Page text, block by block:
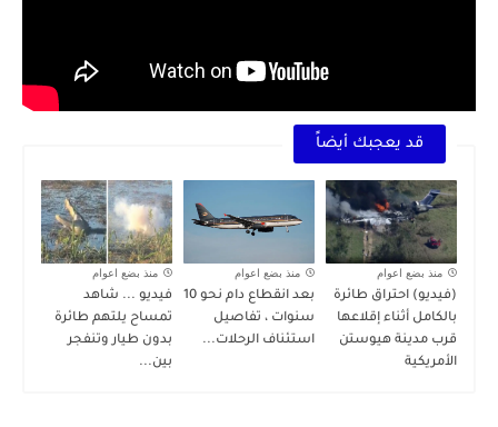
قد يعجبك أيضاً
منذ بضع اعوام
(فيديو) احتراق طائرة
بالكامل أثناء إقلاعها
قرب مدينة هيوستن
الأمريكية
منذ بضع اعوام
بعد انقطاع دام نحو 10
سنوات ، تفاصيل
استئناف الرحلات...
منذ بضع اعوام
فيديو ... شاهد
تمساح يلتهم طائرة
بدون طيار وتنفجر
بين...